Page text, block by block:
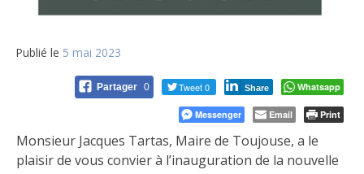
Publié le 5 mai 2023
Partager 0 Tweet 0 Share Whatsapp
Messenger Email Print
Monsieur Jacques Tartas, Maire de Toujouse, a le
plaisir de vous convier à l’inauguration de la nouvelle